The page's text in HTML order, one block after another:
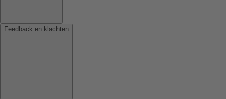
Feedback en klachten